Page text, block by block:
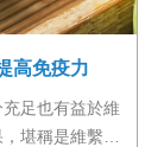
高免疫力
足也有益於維
堪稱是維繫免